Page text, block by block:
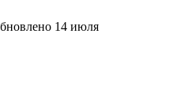
14 июля